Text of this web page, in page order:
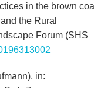
in the brown
the Rural
Forum (SHS
in: